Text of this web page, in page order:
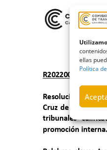
ellas
Política